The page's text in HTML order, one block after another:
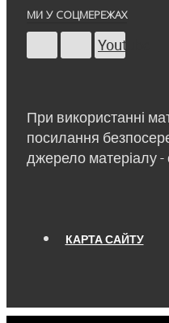
МИ У СОЦМЕРЕЖАХ
Youtube
При використанні
посилання
джерело матеріалу -
КАРТА САЙТУ